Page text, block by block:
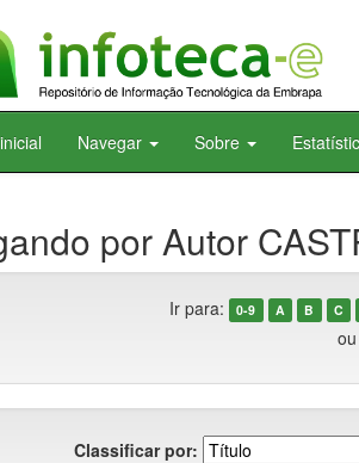
Navegar Sobre
por Autor
Ir para: 0-9 A B C
Classificar por: